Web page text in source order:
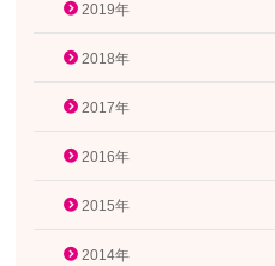
2019年
2018年
2017年
2016年
2015年
2014年